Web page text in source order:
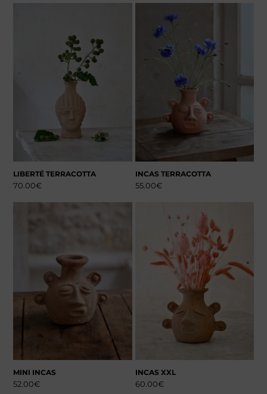
LIBERTÉ TERRACOTTA
70.00€
INCAS TERRACOTTA
55.00€
MINI INCAS
52.00€
INCAS XXL
60.00€